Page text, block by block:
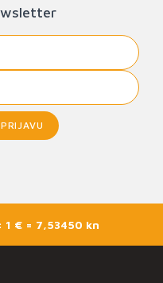
€ = 7,53450 kn